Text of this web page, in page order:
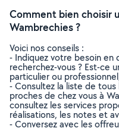
Comment bien choisir
Wambrechies ?
Voici nos conseils :
- Indiquez votre besoin en
recherchez-vous ? Est-ce
particulier ou
- Consultez la liste de
proches de chez vous à
consultez les services
réalisations, les notes et
- Conversez avec les